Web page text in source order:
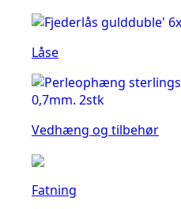
Låse
Vedhæng og tilbehør
Fatning